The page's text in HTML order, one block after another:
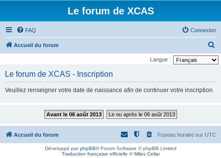
Le forum de XCAS
FAQ Connexion
Accueil du forum
e
h
Langue :
Le forum de XCAS - Inscription
Veuillez renseigner votre date de naissance afin de continuer votre inscription.
Avant le 06 août 2013 Le ou après le 06 août 2013
Accueil du forum Fuseau horaire sur UTC
Développé parphpBB® Forum Software © phpBB Limited
Traduction française officielle ©Miles Cellar